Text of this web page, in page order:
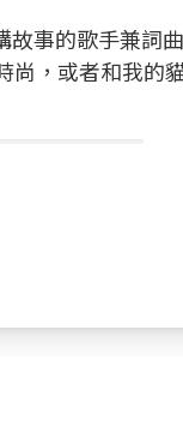
故事的歌手兼詞
尚，或者和我的